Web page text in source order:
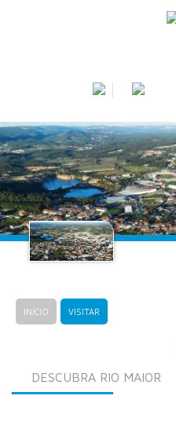
INÍCIO VISITAR
DESCUBRA RIO MAIOR